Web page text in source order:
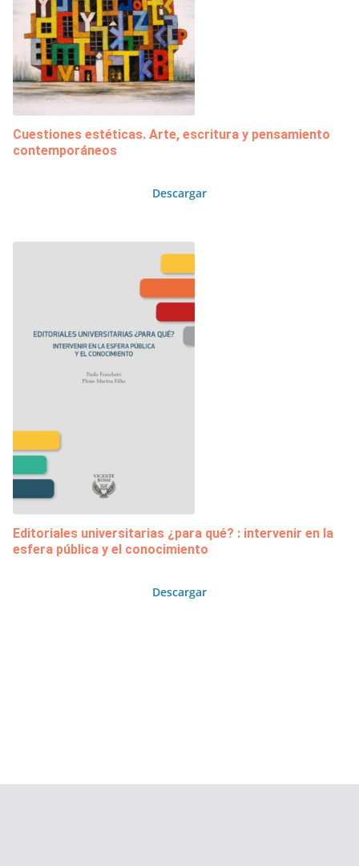
Cuestiones estéticas. Arte, escritura y pensamiento
contemporáneos
Descargar
Editoriales universitarias ¿para qué? : intervenir en la
esfera pública y el conocimiento
Descargar